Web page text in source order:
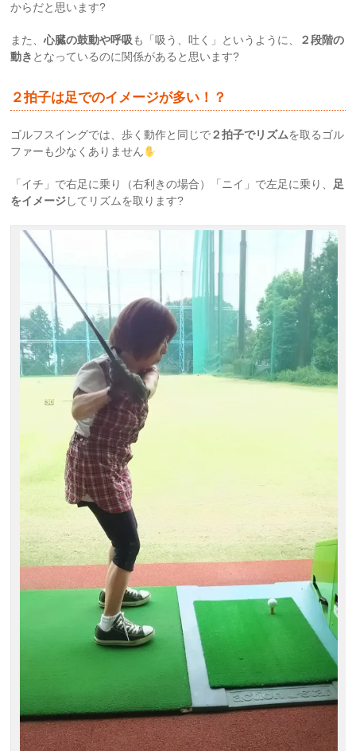
からだと思います?
また、心臓の鼓動や呼吸も「吸う、吐く」というように、
２段階の
動き となっているのに関係があると思います?
２拍子は足でのイメージが多い！？
ゴルフスイングでは、歩く動作と同じで２拍子でリズムを取るゴル
ファーも少なくありません
「 イチ 」で右足に乗り（右利きの場合）「ニイ」で左足に乗り、 足
をイメージしてリズムを取ります?